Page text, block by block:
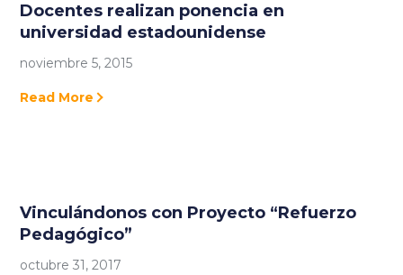
Docentes realizan ponencia en
universidad estadounidense
noviembre 5, 2015
Read More
Vinculándonos con Proyecto “Refuerzo
Pedagógico”
octubre 31, 2017